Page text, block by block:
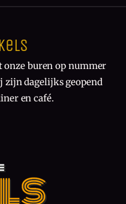
buren op nummer
zijn dagelijks geopend
en café.